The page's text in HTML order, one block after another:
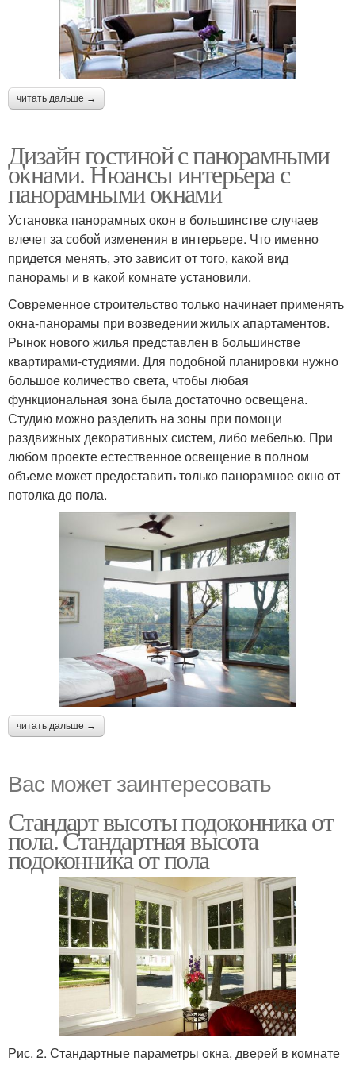
читать дальше →
Дизайн гостиной с панорамными
окнами. Нюансы интерьера с
панорамными окнами
Установка панорамных окон в большинстве случаев
влечет за собой изменения в интерьере. Что именно
придется менять, это зависит от того, какой вид
панорамы и в какой комнате установили.
Современное строительство только начинает применять
окна-панорамы при возведении жилых апартаментов.
Рынок нового жилья представлен в большинстве
квартирами-студиями. Для подобной планировки нужно
большое количество света, чтобы любая
функциональная зона была достаточно освещена.
Студию можно разделить на зоны при помощи
раздвижных декоративных систем, либо мебелью. При
любом проекте естественное освещение в полном
объеме может предоставить только панорамное окно от
потолка до пола.
читать дальше →
Вас может заинтересовать
Стандарт высоты подоконника от
пола. Стандартная высота
подоконника от пола
Рис. 2. Стандартные параметры окна, дверей в комнате